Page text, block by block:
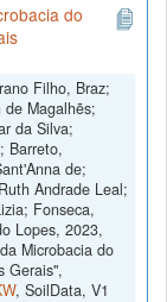
do
Filho, Braz;
Magalhẽs;
da Silva;
Barreto,
de;
Andrade Leal;
Fonseca,
Lopes, 2023,
Microbacia do
Gerais",
, SoilData, V1